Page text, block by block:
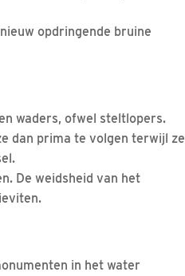
opdringende bruine
waders, ofwel steltlopers.
dan prima te volgen terwijl ze
De weidsheid van het
in het water